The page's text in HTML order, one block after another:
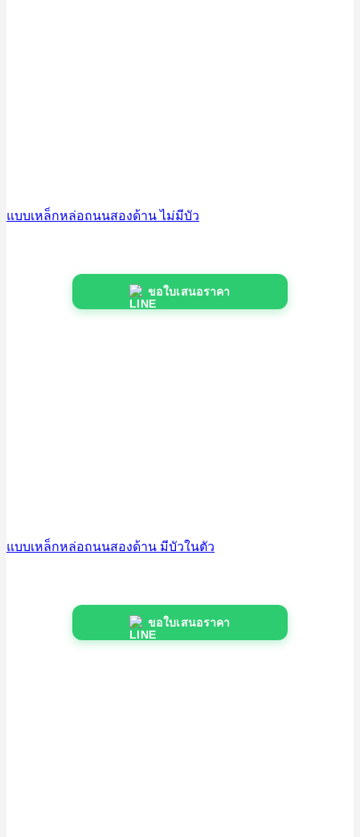
แบบเหล็กหล่อถนนสองด้าน ไม่มีบัว
ขอใบเสนอราคา
แบบเหล็กหล่อถนนสองด้าน มีบัวในตัว
ขอใบเสนอราคา